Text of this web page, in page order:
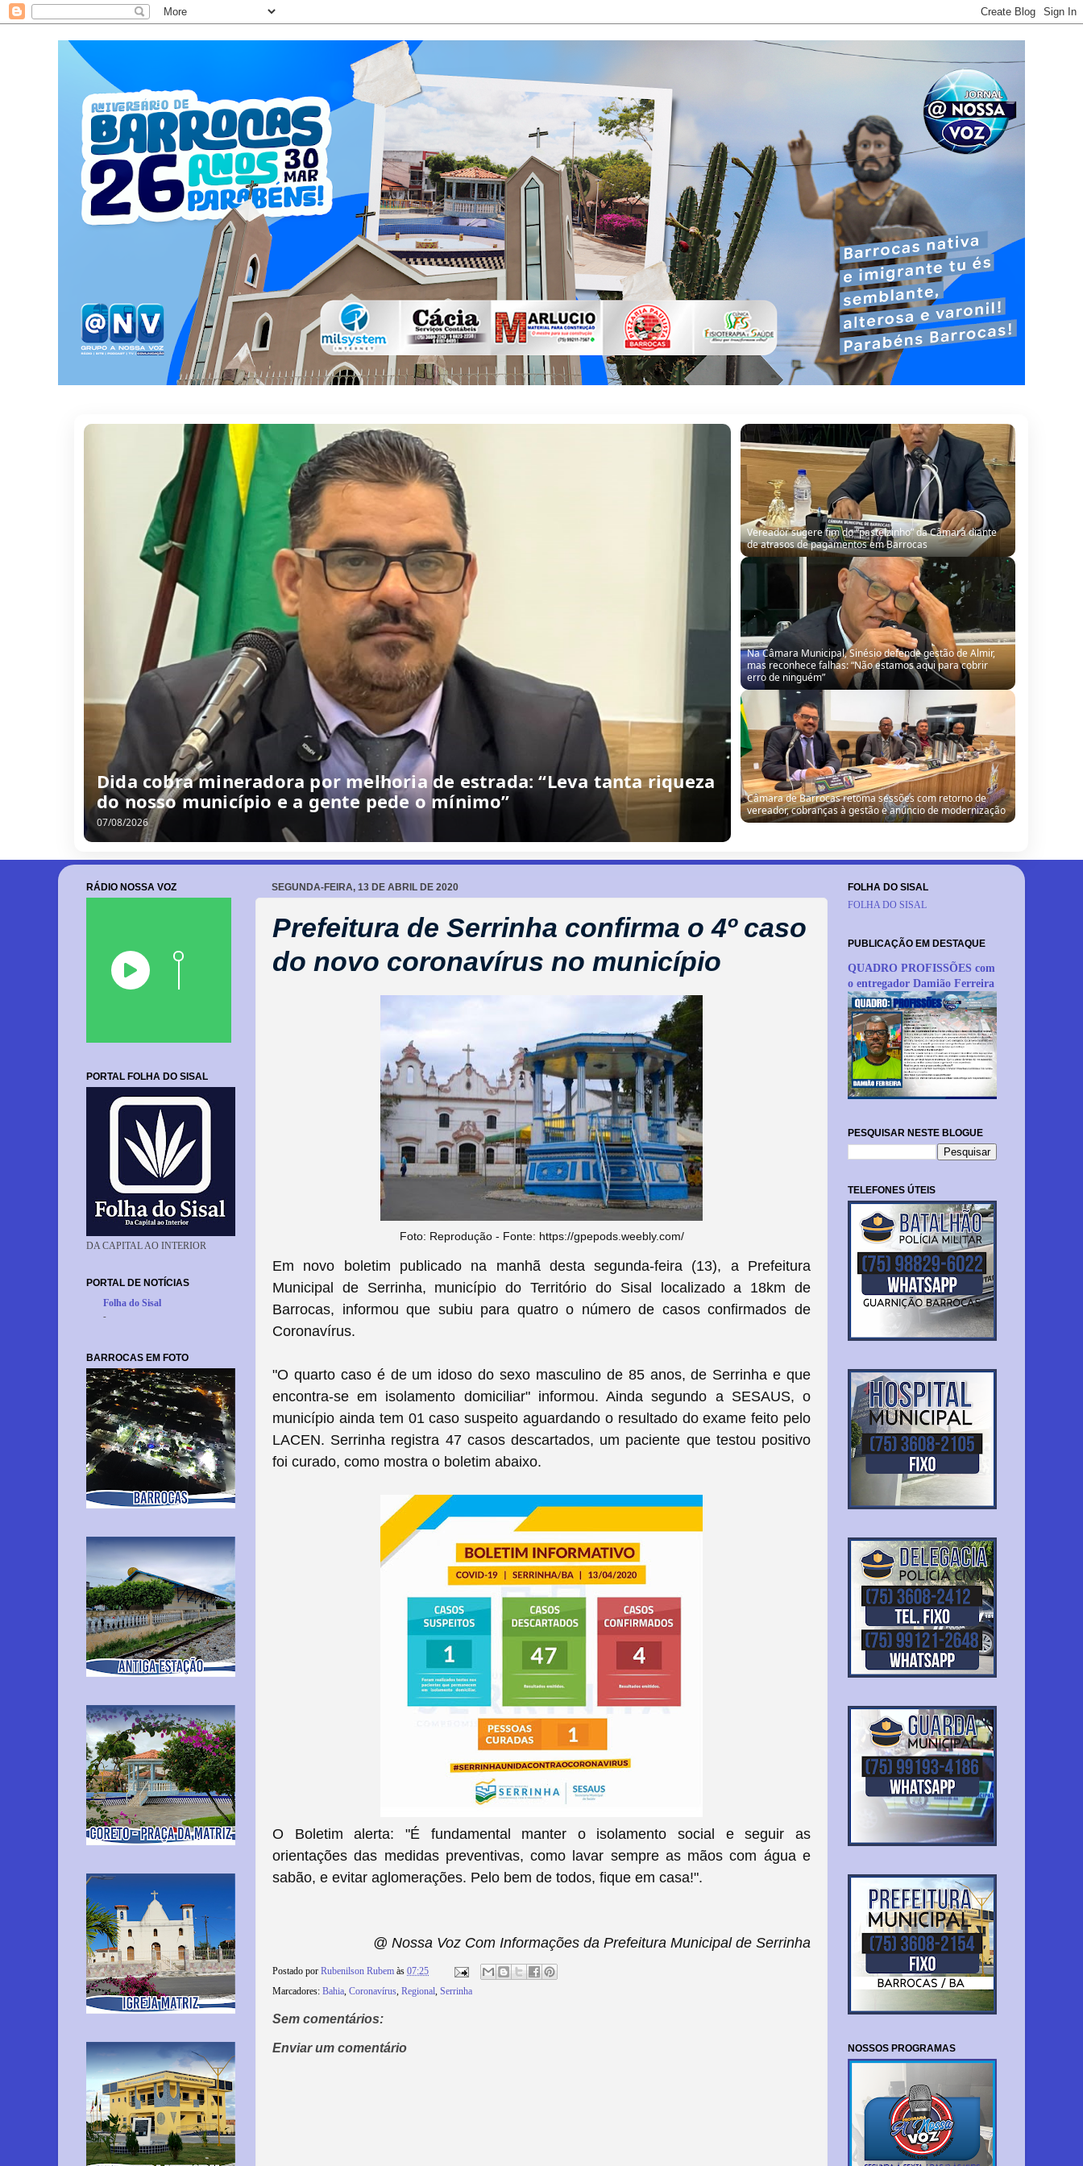
Dida cobra mineradora por melhoria de estrada: “Leva tanta riqueza
do nosso município e a gente pede o mínimo”
07/08/2026
Vereador sugere fim do “pastelzinho” da Câmara diante
de atrasos de pagamentos em Barrocas
Na Câmara Municipal, Sinésio defende gestão de Almir,
mas reconhece falhas: “Não estamos aqui para cobrir
erro de ninguém”
Câmara de Barrocas retoma sessões com retorno de
vereador, cobranças à gestão e anúncio de modernização
SEGUNDA-FEIRA, 13 DE ABRIL DE 2020
Prefeitura de Serrinha confirma o 4º caso
do novo coronavírus no município
Foto: Reprodução - Fonte: https://gpepods.weebly.com/
Em novo boletim publicado na manhã desta segunda-feira (13), a Prefeitura
Municipal de Serrinha, município do Território do Sisal localizado a 18km de
Barrocas, informou que subiu para quatro o número de casos confirmados de
Coronavírus.
"O quarto caso é de um idoso do sexo masculino de 85 anos, de Serrinha e que
encontra-se em isolamento domiciliar" informou. Ainda segundo a SESAUS, o
município ainda tem 01 caso suspeito aguardando o resultado do exame feito pelo
LACEN. Serrinha registra 47 casos descartados, um paciente que testou positivo
foi curado, como mostra o boletim abaixo.
O Boletim alerta: "É fundamental manter o isolamento social e seguir as
orientações das medidas preventivas, como lavar sempre as mãos com água e
sabão, e evitar aglomerações. Pelo bem de todos, fique em casa!".
@ Nossa Voz Com Informações da Prefeitura Municipal de Serrinha
Postado por Rubenilson Rubem às 07:25
Marcadores: Bahia, Coronavírus, Regional, Serrinha
Sem comentários:
Enviar um comentário
RÁDIO NOSSA VOZ
PORTAL FOLHA DO SISAL
DA CAPITAL AO INTERIOR
PORTAL DE NOTÍCIAS
Folha do Sisal
-
BARROCAS EM FOTO
FOLHA DO SISAL
FOLHA DO SISAL
PUBLICAÇÃO EM DESTAQUE
QUADRO PROFISSÕES com
o entregador Damião Ferreira
PESQUISAR NESTE BLOGUE
TELEFONES ÚTEIS
NOSSOS PROGRAMAS